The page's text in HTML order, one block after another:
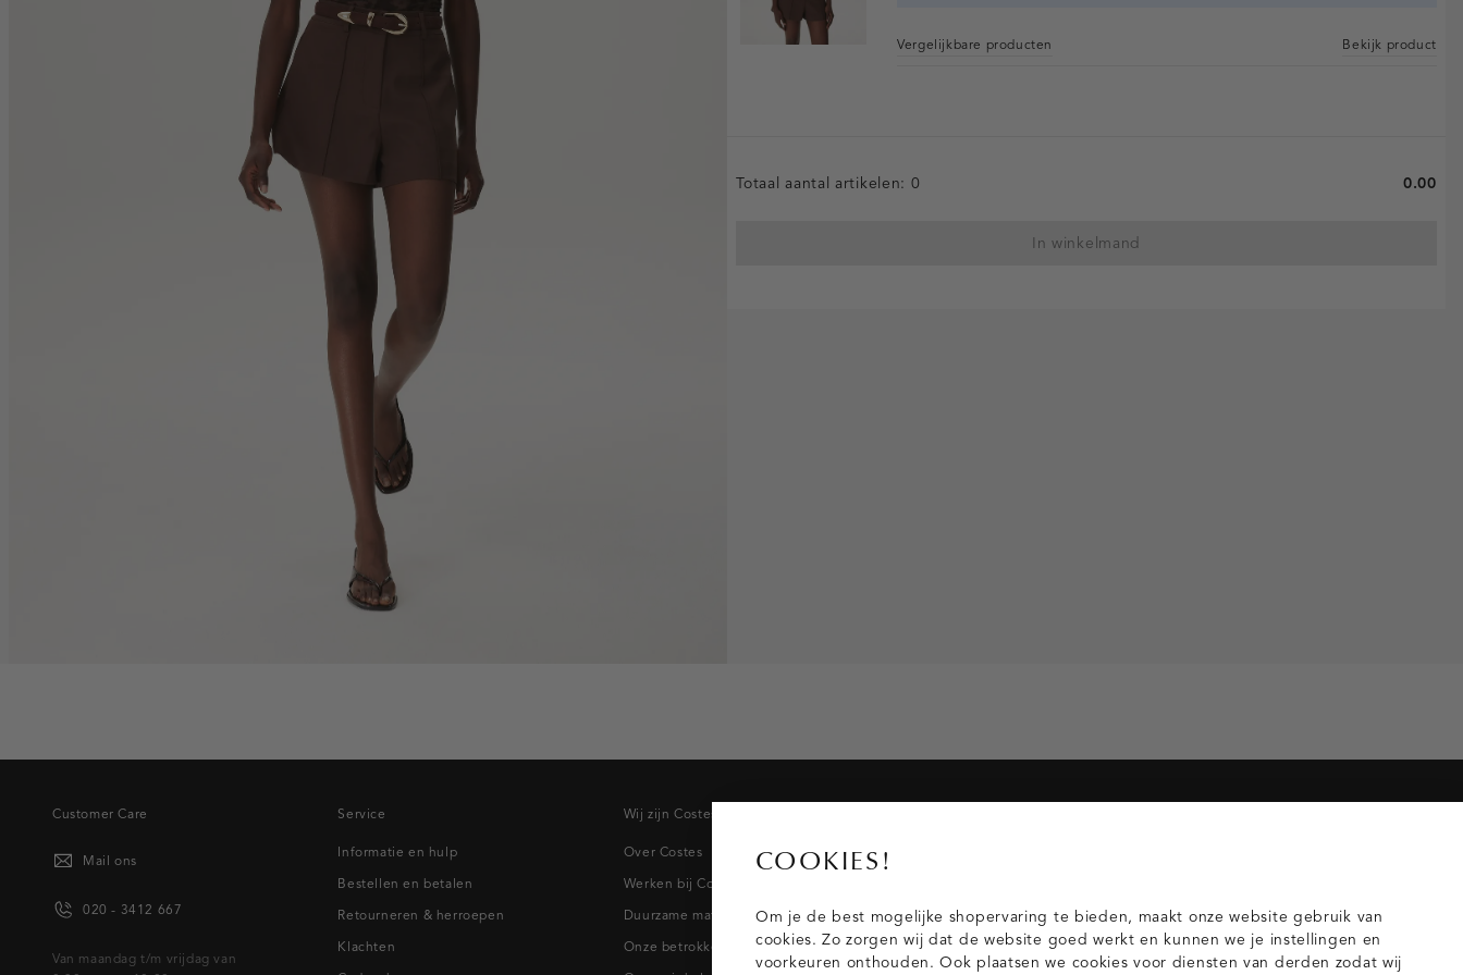
Vergelijkbare producten Bekijk product
Totaal aantal artikelen: 0 0.00
In winkelmand
Customer Care
Mail ons
020 - 3412 667
Van maandag t/m vrijdag van
Service
Informatie en hulp
Bestellen en betalen
Retourneren & herroepen
Klachten
Wij zijn Costes
Over Costes
Werken bij Costes
Duurzame materialen
Onze betrokkenheid
Blazers & gilets
Blouses
COOKIES!
Om je de best mogelijke shopervaring te bieden, maakt onze website gebruik van
cookies. Zo zorgen wij dat de website goed werkt en kunnen we je instellingen en
voorkeuren onthouden. Ook plaatsen we cookies voor diensten van derden zodat wij